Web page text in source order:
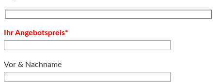
Ihr Angebotspreis*
Vor & Nachname